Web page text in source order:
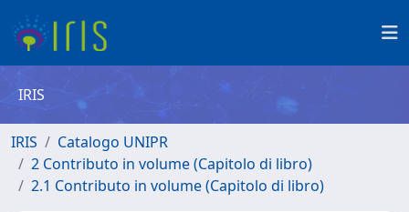
IRIS
IRIS
Catalogo UNIPR
2 Contributo in volume (Capitolo di libro)
2.1 Contributo in volume (Capitolo di libro)